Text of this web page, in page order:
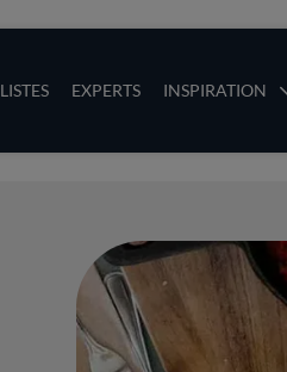
LISTES EXPERTS INSPIRATION